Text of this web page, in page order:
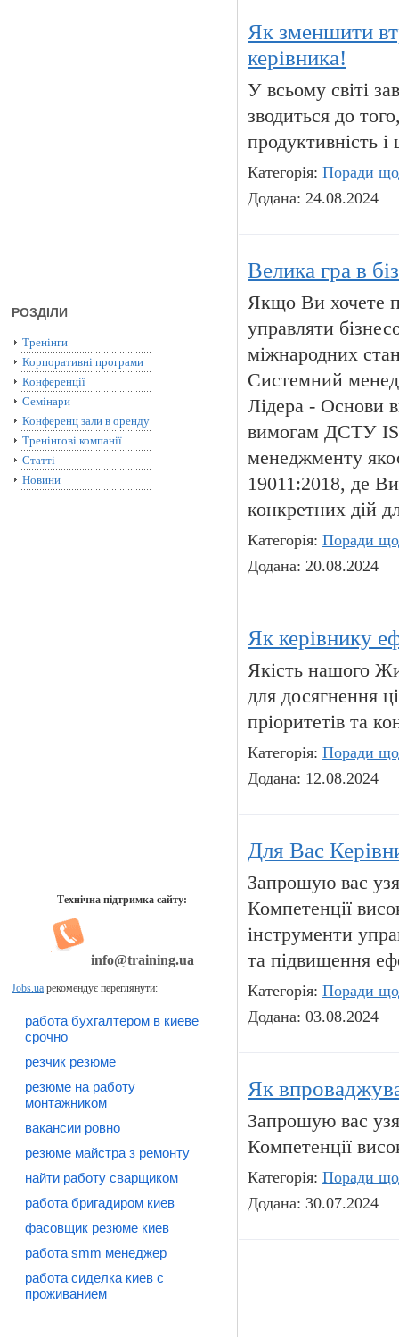
РОЗДІЛИ
Тренінги
Корпоративні програми
Конференції
Семінари
Конференц зали в оренду
Тренінгові компанії
Статті
Новини
Технічна підтримка сайту:
info@training.ua
Jobs.ua рекомендує переглянути:
работа бухгалтером в киеве
срочно
резчик резюме
резюме на работу
монтажником
вакансии ровно
резюме майстра з ремонту
найти работу сварщиком
работа бригадиром киев
фасовщик резюме киев
работа smm менеджер
работа сиделка киев с
проживанием
Як зменшити
керівника!
У всьому світі
зводиться до
продуктивність і
Категорія: Поради
Додана: 24.08.2024
Велика гра в
Якщо Ви хочете
управляти
міжнародних
Системний
Лідера - Основи
вимогам ДСТУ
менеджменту
19011:2018, де
конкретних дій
Категорія: Поради
Додана: 20.08.2024
Як керівнику
Якість нашого
для досягнення
пріоритетів та
Категорія: Поради
Додана: 12.08.2024
Для Вас
Запрошую вас
Компетенції
інструменти
та підвищення
Категорія: Поради
Додана: 03.08.2024
Як
Запрошую вас
Компетенції
Категорія: Поради
Додана: 30.07.2024